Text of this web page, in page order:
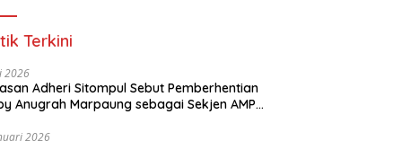
Terkini
2026
Adheri Sitompul Sebut Pemberhentian
Anugrah Marpaung sebagai Sekjen AMPI
2026